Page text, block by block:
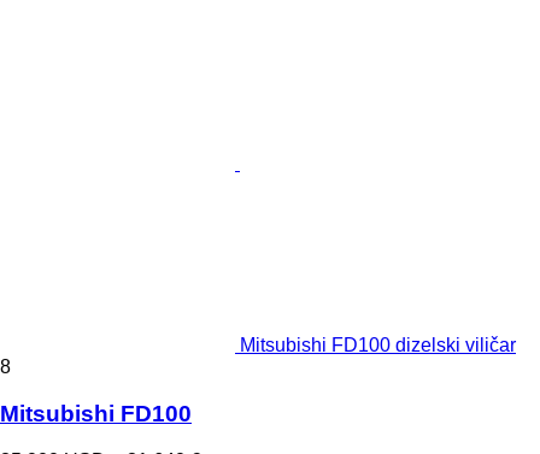
Mitsubishi FD100 dizelski viličar
8
Mitsubishi FD100